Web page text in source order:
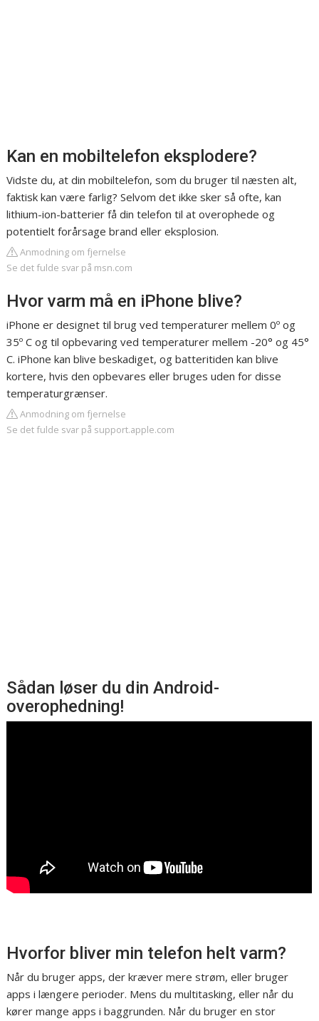
Kan en mobiltelefon eksplodere?
Vidste du, at din mobiltelefon, som du bruger til næsten alt,
faktisk kan være farlig? Selvom det ikke sker så ofte, kan
lithium-ion-batterier få din telefon til at overophede og
potentielt forårsage brand eller eksplosion.
Anmodning om fjernelse
Se det fulde svar på msn.com
Hvor varm må en iPhone blive?
iPhone er designet til brug ved temperaturer mellem 0º og
35º C og til opbevaring ved temperaturer mellem -20° og 45°
C. iPhone kan blive beskadiget, og batteritiden kan blive
kortere, hvis den opbevares eller bruges uden for disse
temperaturgrænser.
Anmodning om fjernelse
Se det fulde svar på support.apple.com
Sådan løser du din Android-
overophedning!
Hvorfor bliver min telefon helt varm?
Når du bruger apps, der kræver mere strøm, eller bruger
apps i længere perioder. Mens du multitasking, eller når du
kører mange apps i baggrunden. Når du bruger en stor